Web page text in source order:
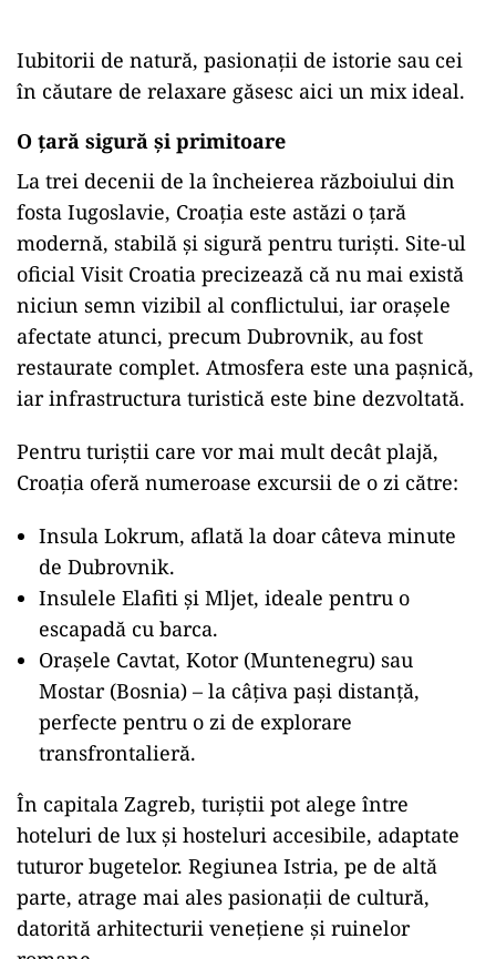
Iubitorii de natură, pasionații de istorie sau cei
în căutare de relaxare găsesc aici un mix ideal.
O țară sigură și primitoare
La trei decenii de la încheierea războiului din
fosta Iugoslavie, Croația este astăzi o țară
modernă, stabilă și sigură pentru turiști. Site-ul
oficial Visit Croatia precizează că nu mai există
niciun semn vizibil al conflictului, iar orașele
afectate atunci, precum Dubrovnik, au fost
restaurate complet. Atmosfera este una pașnică,
iar infrastructura turistică este bine dezvoltată.
Pentru turiștii care vor mai mult decât plajă,
Croația oferă numeroase excursii de o zi către:
Insula Lokrum, aflată la doar câteva minute
de Dubrovnik.
Insulele Elafiti și Mljet, ideale pentru o
escapadă cu barca.
Orașele Cavtat, Kotor (Muntenegru) sau
Mostar (Bosnia) – la câțiva pași distanță,
perfecte pentru o zi de explorare
transfrontalieră.
În capitala Zagreb, turiștii pot alege între
hoteluri de lux și hosteluri accesibile, adaptate
tuturor bugetelor. Regiunea Istria, pe de altă
parte, atrage mai ales pasionații de cultură,
datorită arhitecturii venețiene și ruinelor